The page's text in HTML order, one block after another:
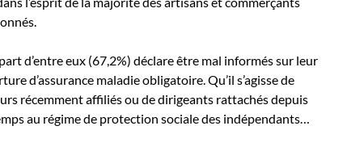
d’entre eux (67,2%) déclare être mal informés sur leur
d’assurance maladie obligatoire. Qu’il s’agisse de
récemment affiliés ou de dirigeants rattachés depuis
au régime de protection sociale des indépendants…